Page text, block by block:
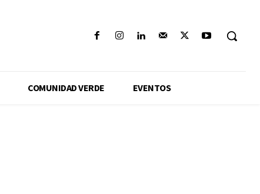
COMUNIDAD VERDE EVENTOS